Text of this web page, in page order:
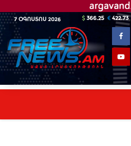
7 ՕԳՈՍՏՈՍ 2026 366.25 422.73